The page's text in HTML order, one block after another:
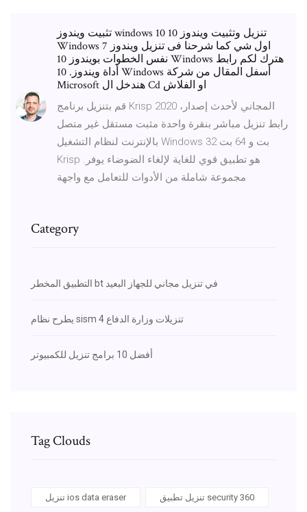
تثبيت ويندوز windows 10 تنزيل وتثبيت ويندوز 10
Windows اول شي كما شرحنا فى تنزيل ويندوز 7
نفس الخطوات بويندوز 10 Windows هترك لكم رابط
أداة ويندوز. 10 Windows أسفل المقال من شركة
Microsoft هندخل ال Cd او الفلاش
قم بتنزيل برنامج Krisp 2020 المجاني لأحدث إصدار،
رابط تنزيل مباشر بنقرة واحدة مثبت مستقل غير متصل
بالإنترنت لنظام التشغيل Windows 32 بت و 64 بت
Krisp .هو تطبيق قوي للغاية لإلغاء الضوضاء يوفر
مجموعة شاملة من الأدوات للتعامل مع واجهة
Category
التطبيق المخطر bt في تنزيل مجاني للجهاز البعيد
يطرح نظام sism 4 تنزيلات وزارة الدفاع
أفضل 10 برامج تنزيل للكمبيوتر
Tag Clouds
تنزيل ios data eraser تنزيل تطبيق security 360